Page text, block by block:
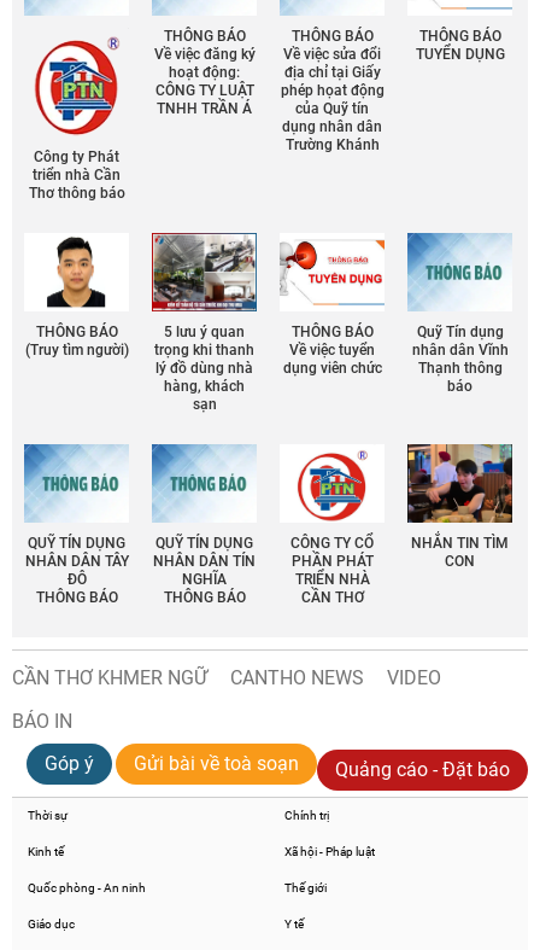
Công ty Phát
triển nhà Cần
Thơ thông báo
THÔNG BÁO
Về việc đăng ký
hoạt động:
CÔNG TY LUẬT
TNHH TRẦN Á
THÔNG BÁO
Về việc sửa đổi
địa chỉ tại Giấy
phép họat động
của Quỹ tín
dụng nhân dân
Trường Khánh
THÔNG BÁO
TUYỂN DỤNG
THÔNG BÁO
(Truy tìm người)
5 lưu ý quan
trọng khi thanh
lý đồ dùng nhà
hàng, khách
sạn
THÔNG BÁO
Về việc tuyển
dụng viên chức
Quỹ Tín dụng
nhân dân Vĩnh
Thạnh thông
báo
QUỸ TÍN DỤNG
NHÂN DÂN TÂY
ĐÔ
THÔNG BÁO
QUỸ TÍN DỤNG
NHÂN DÂN TÍN
NGHĨA
THÔNG BÁO
CÔNG TY CỔ
PHẦN PHÁT
TRIỂN NHÀ
CẦN THƠ
NHẮN TIN TÌM
CON
CẦN THƠ KHMER NGỮ CANTHO NEWS
VIDEO
BÁO IN
Góp ý
Gửi bài về toà soạn Quảng cáo - Đặt báo
Thời sự Chính trị
Kinh tế Xã hội - Pháp luật
Quốc phòng - An ninh Thế giới
Giáo dục Y tế